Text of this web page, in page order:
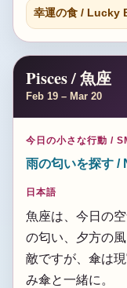
幸運の食 / Lucky
Pisces / 魚座
Feb 19 – Mar 20
今日の小さな行動 /
雨の匂いを探す
日本語
魚座は、今日の
の匂い、夕方の
敵ですが、傘は
み傘と一緒に。